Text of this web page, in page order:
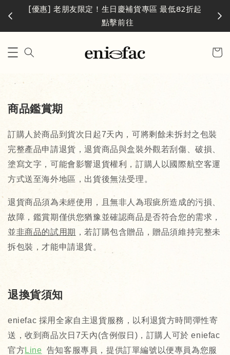
[優惠] 老朋友限定！生日慶補貨專區 最低82折起
點擊前往
商品鑑賞期
訂購人於商品到貨次日起7天內，可將剩餘未拆封之包裝
完整產品申請退貨，退貨商品與盒裝外觀若刮傷、破損、
塗寫文字，可能會影響退貨權利，訂購人以國際航空客運
方式送至海外地區，出貨後無法受理。
退貨商品須為未經使用，且無非人為瑕疵所造成的污損、
故障，鑑賞期僅供您猶豫並確認商品是否符合您的需求，
並非商品的試用期 ，若訂購包含贈品，贈品須維持完整未
拆包裝，才能申請退貨。
退換貨須知
eniefac 採用全家自主退貨服務，以利退貨方時間彈性寄
送，收到商品次日7天內(含例假日)，訂購人可於 eniefac
官方Line 告知客服專員，提供訂單編號以便專員為您服